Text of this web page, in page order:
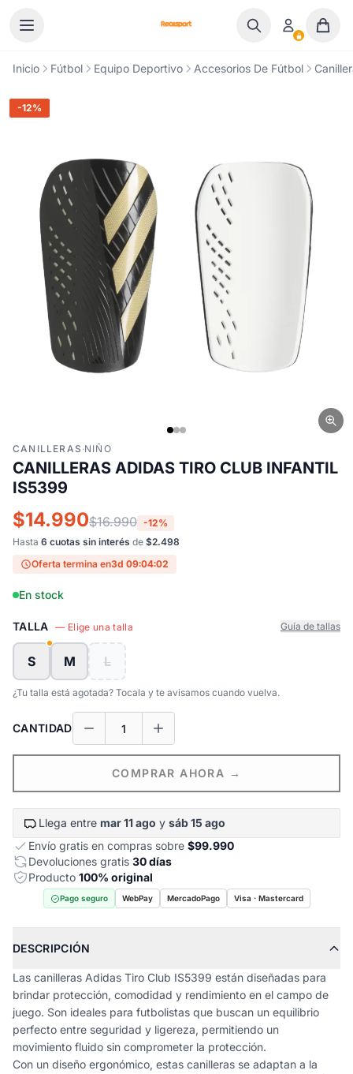
Inicio Fútbol Equipo Deportivo Accesorios De Fútbol
-12%
CANILLERAS ·NIÑO
CANILLERAS ADIDAS TIRO CLUB INFANTIL
IS5399
$14.990$16.990 -12%
Hasta 6 cuotas sin interés de $2.498
Oferta termina en3d 09:04:01
En stock
TALLA — Elige una talla Guía de tallas
S M L
¿Tu talla está agotada? Tocala y te avisamos cuando vuelva.
CANTIDAD
COMPRAR AHORA →
Llega entre mar 11 ago y sáb 15 ago
Envío gratis en compras sobre $99.990
Devoluciones gratis 30 días
Producto 100% original
Pago seguro WebPay MercadoPago Visa · Mastercard
DESCRIPCIÓN
Las canilleras Adidas Tiro Club IS5399 están diseñadas para
brindar protección, comodidad y rendimiento en el campo de
juego. Son ideales para futbolistas que buscan un equilibrio
perfecto entre seguridad y ligereza, permitiendo un
movimiento fluido sin comprometer la protección.
Con un diseño ergonómico, estas canilleras se adaptan a la